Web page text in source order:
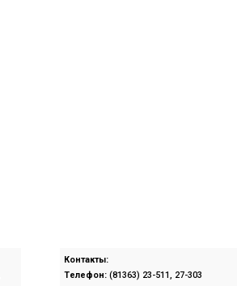
Контакты:
Телефон: (81363) 23-511, 27-303